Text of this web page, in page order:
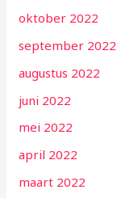
oktober 2022
september 2022
augustus 2022
juni 2022
mei 2022
april 2022
maart 2022